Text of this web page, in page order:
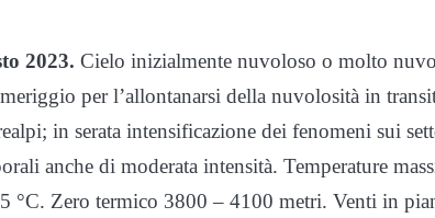
2023. Cielo inizialmente nuvoloso o molto
per l’allontanarsi della nuvolosità in
in serata intensificazione dei fenomeni sui
anche di moderata intensità. Temperature
°C. Zero termico 3800 – 4100 metri. Venti in